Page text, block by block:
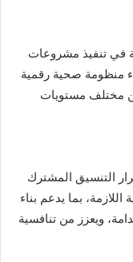
في تنفيذ مشروعات
منظومة صحية رقمية
مختلف مستويات
التنسيق المشترك
بما يدعم بناء
ويعزز من تنافسية